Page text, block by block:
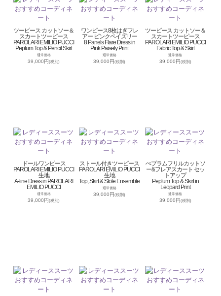
ツーピース カットソー＆
スカートツーピース
PAROLARI EMILIO PUCCI
Peplum Top & Pencil Skirt
通常価格
39,000円(税別)
ワンピース8枚はぎフレ
アー ピンクペイズリー
8 Panels Flare Dress in
Pink Paisely Print
通常価格
39,000円(税別)
ツーピース カットソー＆
スカートツーピース
PAROLARI EMILIO PUCCI
Fabric Top & Skirt
通常価格
39,000円(税別)
ドールワンピース
PAROLARI EMILIO PUCCI
生地
A-line Dress in PAROLARI
EMILIO PUCCI
通常価格
39,000円(税別)
ストール付きツーピース
PAROLARI EMILIO PUCCI
生地
Top, Skirt & Stole Ensemble
通常価格
39,000円(税別)
ぺプラムフリルカットソ
ー&フレアスカート セッ
トアップ
Peplum Top & Skirt in
Leopard Print
通常価格
39,000円(税別)